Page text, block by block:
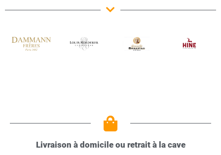
Livraison à domicile ou retrait à la cave